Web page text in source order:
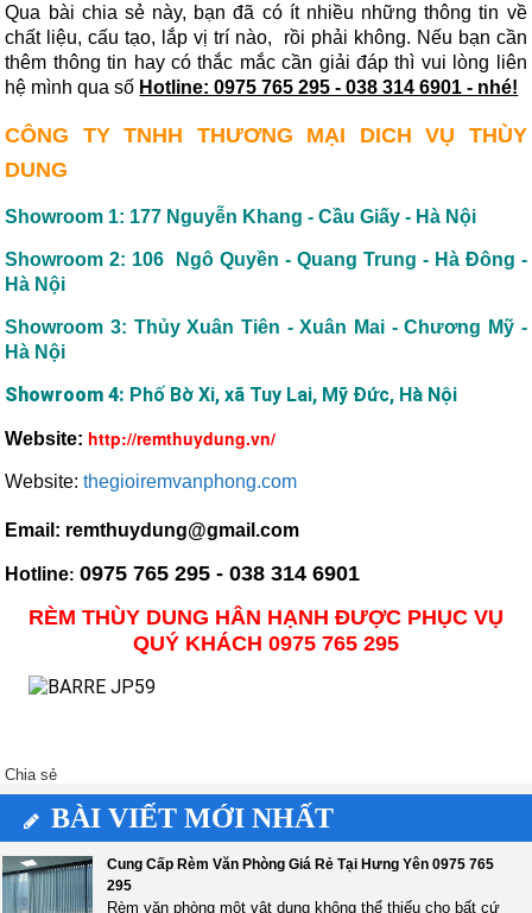
Qua bài chia sẻ này, bạn đã có ít nhiều những thông tin về
chất liệu, cấu tạo, lắp vị trí nào, rồi phải không. Nếu bạn cần
thêm thông tin hay có thắc mắc cần giải đáp thì vui lòng liên
hệ mình qua số Hotline: 0975 765 295 - 038 314 6901 - nhé!
CÔNG TY TNHH THƯƠNG MẠI DICH VỤ THÙY
DUNG
Showroom 1: 177 Nguyễn Khang - Cầu Giấy - Hà Nội
Showroom 2: 106 Ngô Quyền - Quang Trung - Hà Đông -
Hà Nội
Showroom 3: Thủy Xuân Tiên - Xuân Mai - Chương Mỹ -
Hà Nội
Showroom 4: Phố Bờ Xi, xã Tuy Lai, Mỹ Đức, Hà Nội
Website: http://remthuydung.vn/
Website:thegioiremvanphong.com
Email: remthuydung@gmail.com
Hotline:0975 765 295 - 038 314 6901
RÈM THÙY DUNG HÂN HẠNH ĐƯỢC PHỤC VỤ
QUÝ KHÁCH 0975 765 295
Chia sẻ
BÀI VIẾT MỚI NHẤT
Cung Cấp Rèm Văn Phòng Giá Rẻ Tại Hưng Yên 0975 765
295
Rèm văn phòng một vật dụng không thể thiếu cho bất cứ